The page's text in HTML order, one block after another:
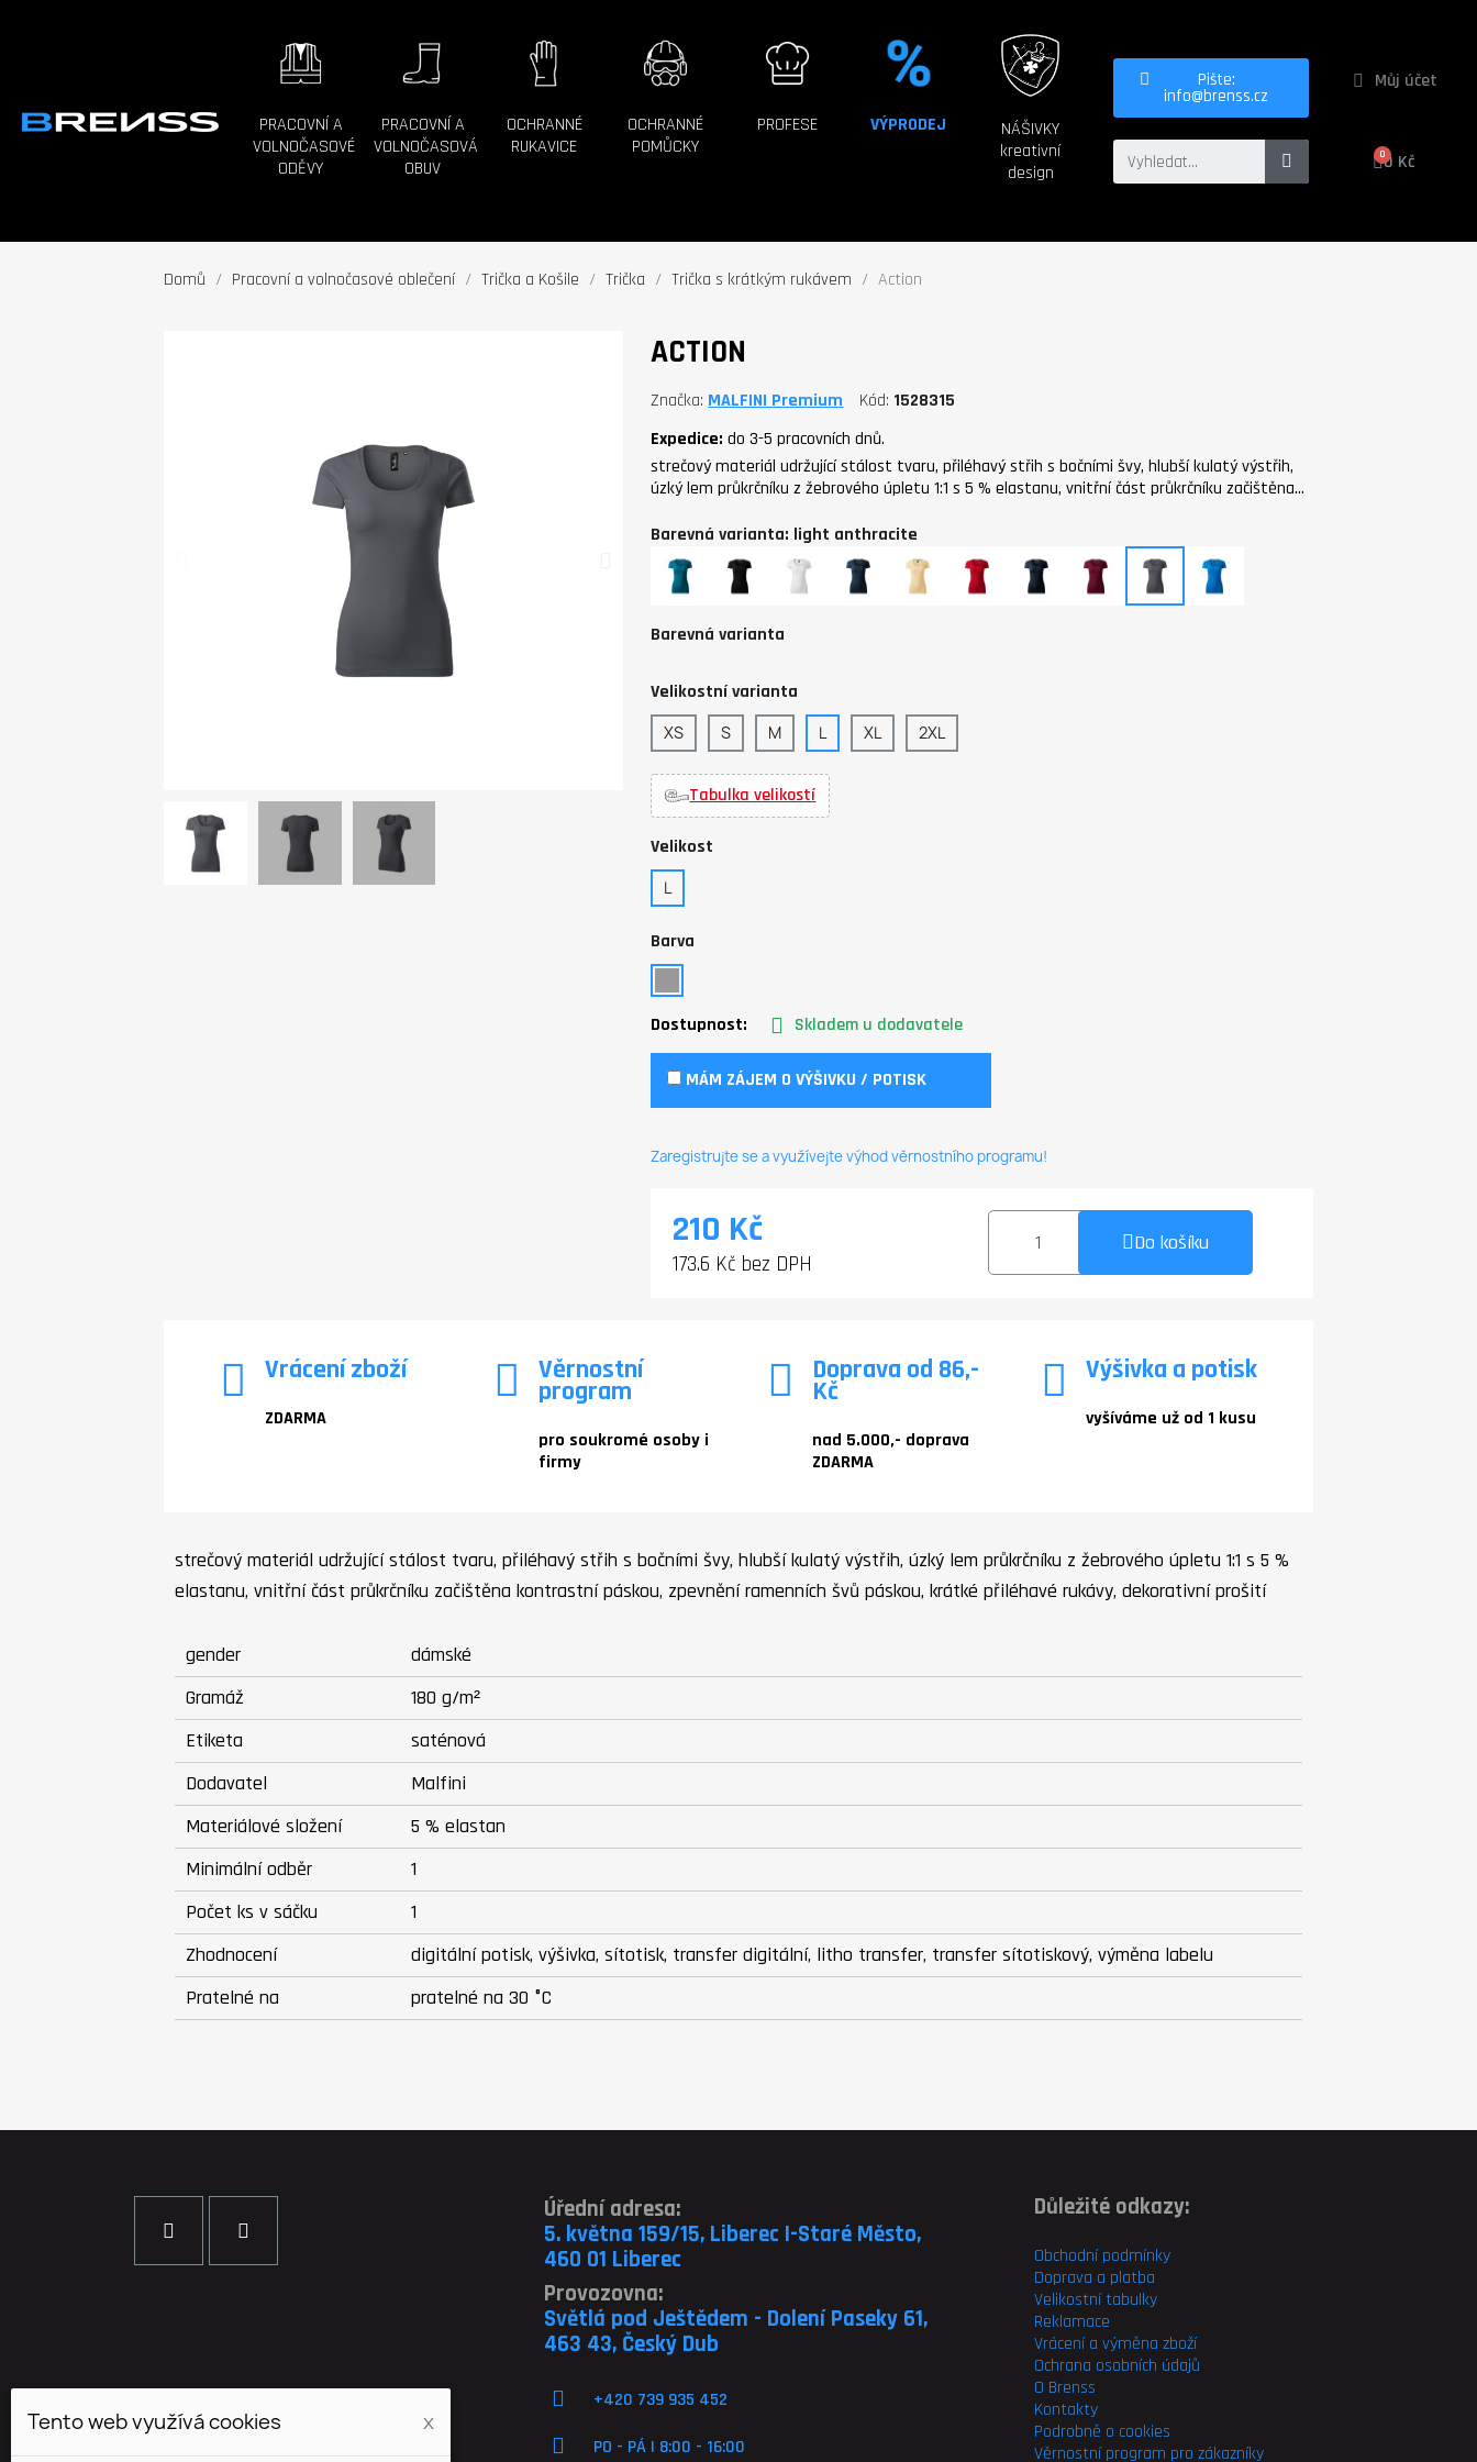
PRACOVNÍ A
VOLNOČASOVÉ
ODĚVY
PRACOVNÍ A
VOLNOČASOVÁ
OBUV
OCHRANNÉ
RUKAVICE
OCHRANNÉ
POMŮCKY
PROFESE VÝPRODEJ
NÁŠIVKY
kreativní
design
Pište:
info@brenss.cz
Můj účet
0 Kč
Domů Pracovní a volnočasové oblečení Trička a Košile Trička Trička s krátkým rukávem Action
ACTION
Značka MALFINI Premium Kód 1528315
Expedice:do 3-5 pracovních dnů.
strečový materiál udržující stálost tvaru, přiléhavý střih s bočními švy, hlubší kulatý výstřih,
úzký lem průkrčníku z žebrového úpletu 1:1 s 5 % elastanu, vnitřní část průkrčníku začištěna…
Barevná varianta: light anthracite
petrolejová
černá bílá
námořní
modrá
bourbon
vanilla
formula
red
ombre
blue
garnet
light
anthracite
snorkel
blue
Barevná varianta
Velikostní varianta
XS S M L XL 2XL
Tabulka velikostí
Velikost
L
Barva
Dostupnost: Skladem u dodavatele
MÁM ZÁJEM O VÝŠIVKU / POTISK
Zaregistrujte se a využívejte výhod věrnostního programu!
210 Kč
173.6 Kč bez DPH
Do košíku
Vrácení zboží
ZDARMA
Věrnostní
program
pro soukromé osoby i
firmy
Doprava od 86,-
Kč
nad 5.000,- doprava
ZDARMA
Výšivka a potisk
vyšíváme už od 1 kusu
strečový materiál udržující stálost tvaru, přiléhavý střih s bočními švy, hlubší kulatý výstřih, úzký lem průkrčníku z žebrového úpletu 1:1 s 5 %
elastanu, vnitřní část průkrčníku začištěna kontrastní páskou, zpevnění ramenních švů páskou, krátké přiléhavé rukávy, dekorativní prošití
gender
dámské
Gramáž
180 g/m²
Etiketa
saténová
Dodavatel
Malfini
Materiálové složení
5 % elastan
Minimální odběr
1
Počet ks v sáčku
1
Zhodnocení
digitální potisk, výšivka, sítotisk, transfer digitální, litho transfer, transfer sítotiskový, výměna labelu
Pratelné na
pratelné na 30 °C
Úřední adresa:
5. května 159/15, Liberec I-Staré Město,
460 01 Liberec
Provozovna:
Světlá pod Ještědem - Dolení Paseky 61,
463 43, Český Dub
+420 739 935 452
PO - PÁ | 8:00 - 16:00
Důležité odkazy:
Obchodní podmínky
Doprava a platba
Velikostní tabulky
Reklamace
Vrácení a výměna zboží
Ochrana osobních údajů
O Brenss
Kontakty
Podrobně o cookies
Věrnostní program pro zákazníky
Tento web využívá cookies x